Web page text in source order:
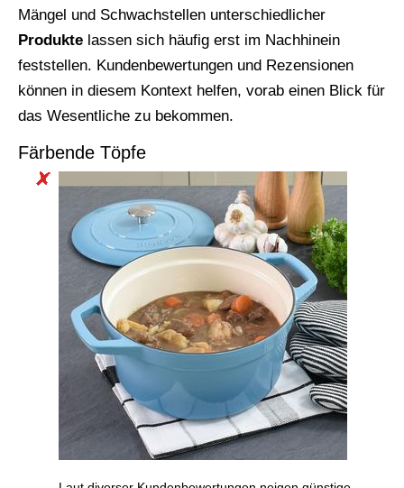
Mängel und Schwachstellen unterschiedlicher
Produkte lassen sich häufig erst im Nachhinein
feststellen. Kundenbewertungen und Rezensionen
können in diesem Kontext helfen, vorab einen Blick für
das Wesentliche zu bekommen.
Färbende Töpfe